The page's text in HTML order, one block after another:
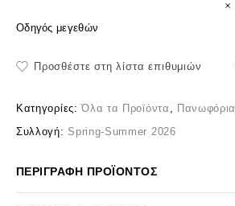
Οδηγός μεγεθών
Προσθέστε στη λίστα επιθυμιών
Κατηγορίες:Όλα τα Προϊόντα , Πανωφόρια
Συλλογή: Spring-Summer 2026
ΠΕΡΙΓΡΑΦΉ ΠΡΟΪΌΝΤΟΣ